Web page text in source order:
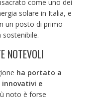
come uno dei
solare in Italia, e
un posto di primo
sostenibile.
NOTEVOLI
ha portato a
e
noto è forse